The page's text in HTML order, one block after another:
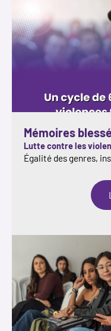
Mémoires
Lutte contre les
Égalité des genres,